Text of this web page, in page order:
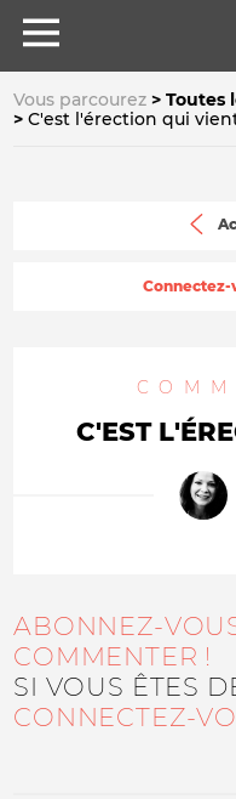
Vous parcourez
Toutes
C'est l'érection qui
C'EST
ABONNEZ-
COMMENTER !
SI VOUS ÊTES
CONNECTEZ-